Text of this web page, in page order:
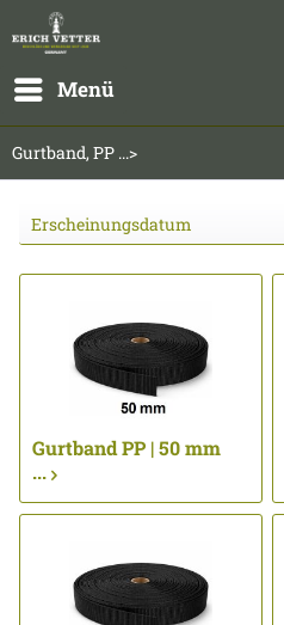
Menü
Gurtband, PP ...>
Gurtband PP | 50 mm
...